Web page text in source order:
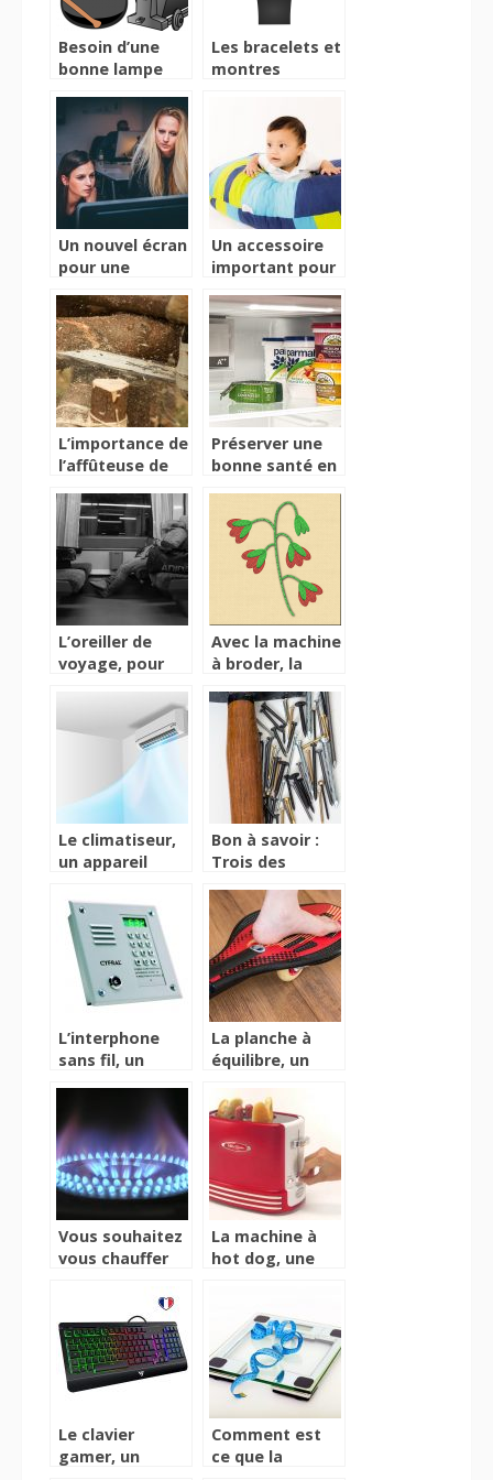
Besoin d’une
bonne lampe
Les bracelets et
montres
votre santé
Un nouvel écran
pour une
réussite
professionnelle
Un accessoire
important pour
l’allaitement
L’importance de
l’affûteuse de
Préserver une
bonne santé en
cellules de
refroidissement
L’oreiller de
voyage, pour
paisiblement
dans les
transports
Avec la machine
à broder, la
une véritable
partie de plaisir!
Le climatiseur,
un appareil
fraîcheur en
période de
chaleur
Bon à savoir :
Trois des
de cloueurs
L’interphone
sans fil, un
exigeant dans
son installation
La planche à
équilibre, un
amélioratif des
conditions
d’équilibre
Vous souhaitez
vous chauffer
Jettez un coup
d’œil à ce
réchaud
innovant
La machine à
hot dog, une
appropriée pour
la préparation
des hots dog
Le clavier
gamer, un
Comment est
ce que la